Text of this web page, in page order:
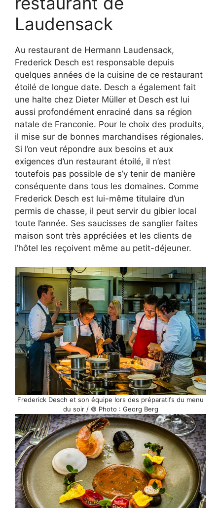
Laudensack
Au restaurant de Hermann Laudensack,
Frederick Desch est responsable depuis
quelques années de la cuisine de ce restaurant
étoilé de longue date. Desch a également fait
une halte chez Dieter Müller et Desch est lui
aussi profondément enraciné dans sa région
natale de Franconie. Pour le choix des produits,
il mise sur de bonnes marchandises régionales.
Si l’on veut répondre aux besoins et aux
exigences d’un restaurant étoilé, il n’est
toutefois pas possible de s’y tenir de manière
conséquente dans tous les domaines. Comme
Frederick Desch est lui-même titulaire d’un
permis de chasse, il peut servir du gibier local
toute l’année. Ses saucisses de sanglier faites
maison sont très appréciées et les clients de
l’hôtel les reçoivent même au petit-déjeuner.
Frederick Desch et son équipe lors des préparatifs du menu
du soir / © Photo : Georg Berg